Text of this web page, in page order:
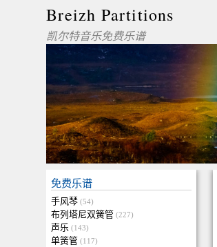
Breizh Partitions
凯尔特音乐免费乐谱
免费乐谱
手风琴 (54)
布列塔尼双簧管 (227)
声乐 (143)
单簧管 (117)